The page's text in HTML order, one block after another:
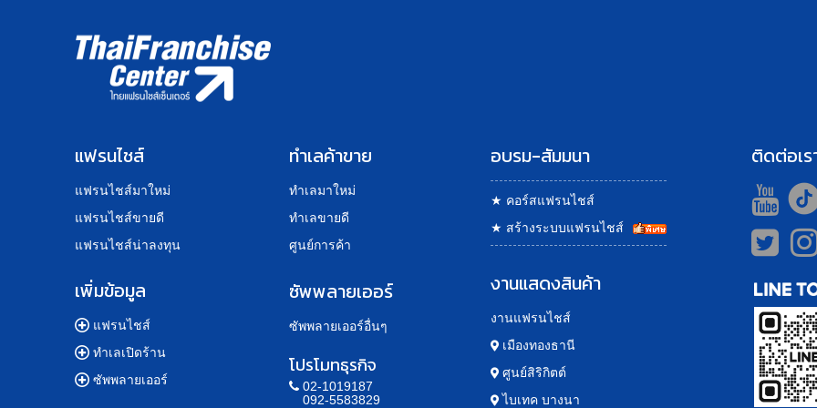
แฟรนไชส์
แฟรนไชส์มาใหม่
แฟรนไชส์ขายดี
แฟรนไชส์น่าลงทุน
เพิ่มข้อมูล
แฟรนไชส์
ทำเลเปิดร้าน
ซัพพลายเออร์
ทำเลค้าขาย
ทำเลมาใหม่
ทำเลขายดี
ศูนย์การค้า
ซัพพลายเออร์
ซัพพลายเออร์อื่นๆ
โปรโมทธุรกิจ
02-1019187
092-5583829
อบรม-สัมมนา
★ คอร์สแฟรนไชส์
★ สร้างระบบแฟรนไชส์
งานแสดงสินค้า
งานแฟรนไชส์
เมืองทองธานี
ศูนย์สิริกิตต์
ไบเทค บางนา
ติดต่อเร